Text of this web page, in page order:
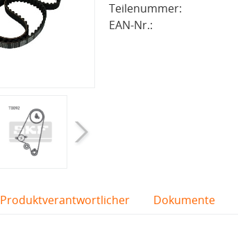
Teilenummer:
EAN-Nr.:
Produktverantwortlicher Dokumente